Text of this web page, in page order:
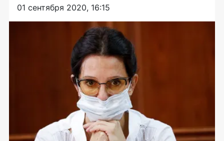
01 сентября 2020, 16:15